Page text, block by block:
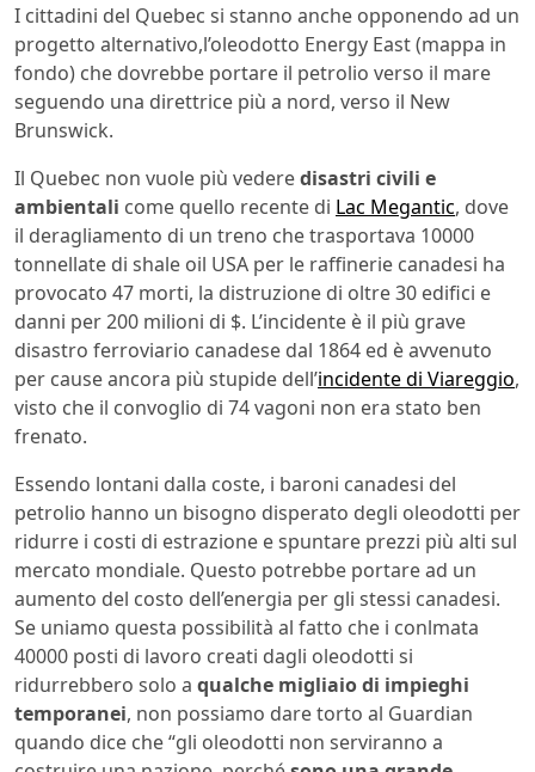
I cittadini del Quebec si stanno anche opponendo ad un
progetto alternativo,l’oleodotto Energy East (mappa in
fondo) che dovrebbe portare il petrolio verso il mare
seguendo una direttrice più a nord, verso il New
Brunswick.
Il Quebec non vuole più vederedisastri civili e
ambientali come quello recente di Lac Megantic, dove
il deragliamento di un treno che trasportava 10000
tonnellate di shale oil USA per le raffinerie canadesi ha
provocato 47 morti, la distruzione di oltre 30 edifici e
danni per 200 milioni di $. L’incidente è il più grave
disastro ferroviario canadese dal 1864 ed è avvenuto
per cause ancora più stupide dell’incidente di Viareggio,
visto che il convoglio di 74 vagoni non era stato ben
frenato.
Essendo lontani dalla coste, i baroni canadesi del
petrolio hanno un bisogno disperato degli oleodotti per
ridurre i costi di estrazione e spuntare prezzi più alti sul
mercato mondiale. Questo potrebbe portare ad un
aumento del costo dell’energia per gli stessi canadesi.
Se uniamo questa possibilità al fatto che i conlmata
40000 posti di lavoro creati dagli oleodotti si
ridurrebbero solo a qualche migliaio di impieghi
temporanei, non possiamo dare torto al Guardian
quando dice che “gli oleodotti non serviranno a